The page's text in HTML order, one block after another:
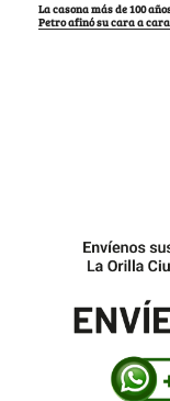
La casona más de 100
Petro afinó su cara a